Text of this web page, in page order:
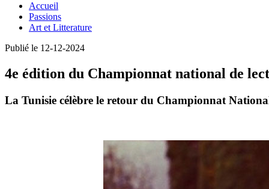
Accueil
Passions
Art et Litterature
Publié le 12-12-2024
4e édition du Championnat national de
La Tunisie célèbre le retour du Championnat